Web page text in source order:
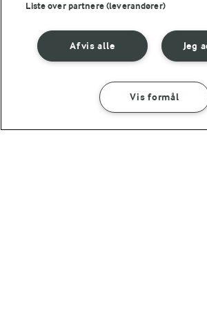
10 MIN TJEK
sæson
SÅDAN GØR DU
Liste over partnere (leverandører)
Jeg
Afvis alle
Vis formål